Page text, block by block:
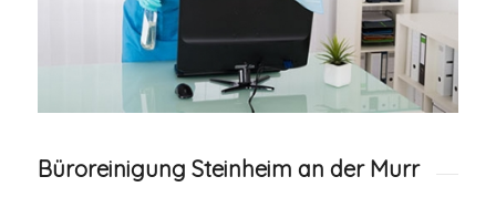
Büroreinigung Steinheim an der Murr